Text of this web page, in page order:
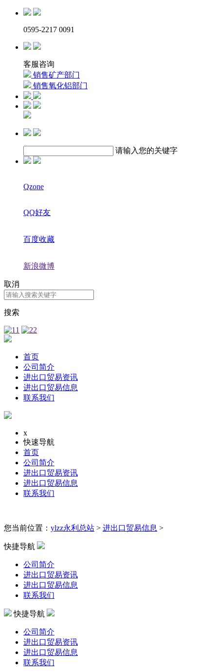
0595-2217 0091
客服咨询
销售矿产部门
销售氧化铝部门
请输入您的关键字
Qzone
QQ好友
百度收藏
新浪微博
取消
搜索
首页
公司简介
进出口贸易资讯
进出口贸易信息
联系我们
x
快速导航
首页
公司简介
进出口贸易资讯
进出口贸易信息
联系我们
您当前位置： ylzz永利总站 > 进出口贸易信息 >
快捷导航
公司简介
进出口贸易资讯
进出口贸易信息
联系我们
快捷导航
公司简介
进出口贸易资讯
进出口贸易信息
联系我们